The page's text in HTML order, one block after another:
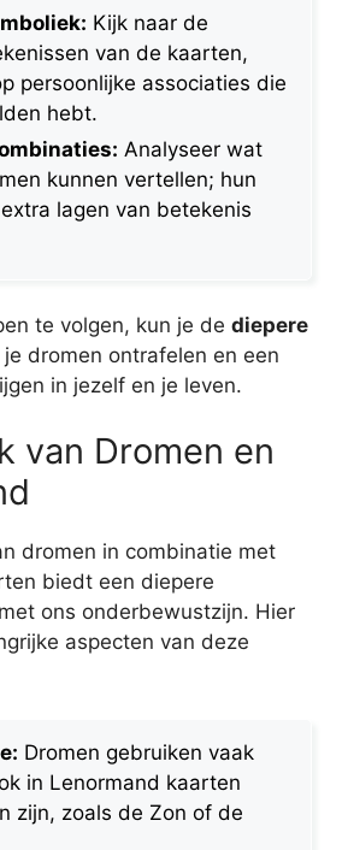
Kijk naar de
van de kaarten,
persoonlijke associaties die
hebt.
Analyseer wat
kunnen vertellen; hun
lagen van betekenis
te volgen, kun je de diepere
je dromen ontrafelen en een
in jezelf en je leven.
van Dromen en
dromen in combinatie met
biedt een diepere
ons onderbewustzijn. Hier
aspecten van deze
Dromen gebruiken vaak
in Lenormand kaarten
zijn, zoals de Zon of de